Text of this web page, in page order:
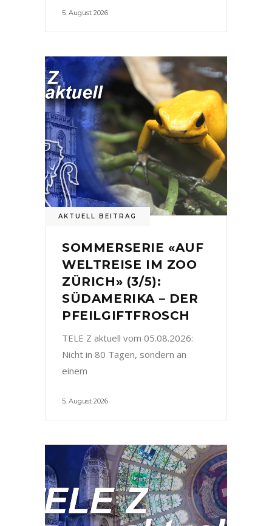
5. August 2026
AKTUELL BEITRAG
SOMMERSERIE «AUF
WELTREISE IM ZOO
ZÜRICH» (3/5):
SÜDAMERIKA – DER
PFEILGIFTFROSCH
TELE Z aktuell vom 05.08.2026:
Nicht in 80 Tagen, sondern an
einem
5. August 2026